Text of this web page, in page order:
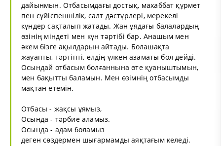
дайынмын. Отбасымдағы достық, махаббат құрмет
пен сүйіспеншілік, салт дәстүрлері, мерекелі
күндер сақталып жатады. Жан ұядағы балалардың
өзінің міндеті мен күн тәртібі бар. Анашым мен
әкем бізге ақылдарын айтады. Болашақта
жауапты, тәртіпті, елдің үлкен азаматы бол дейді.
Осындай отбасым болғаннына өте қуаныштымын,
мен бақытты баламын. Мен өзімнің отбасымды
мақтан етемін.
Отбасы - жақсы ұямыз,
Осында - тәрбие аламыз.
Осында - адам боламыз
деген сөздермен шығармамды аяқтағым келеді.